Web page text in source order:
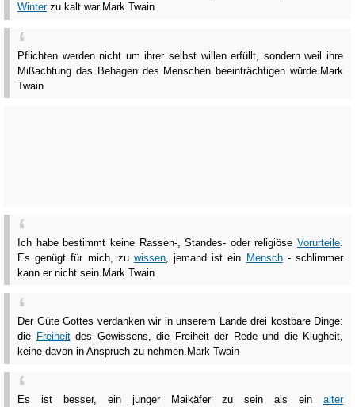
Winterzu kalt war. Mark Twain
Pflichten werden nicht um ihrer selbst willen erfüllt, sondern weil ihre
Mißachtung das Behagen des Menschen beeinträchtigen würde. Mark
Twain
Ich habe bestimmt keine Rassen-, Standes- oder religiöse Vorurteile
Es genügt für mich, zu wissen, jemand ist ein Mensch- schlimmer
kann er nicht sein. Mark Twain
Der Güte Gottes verdanken wir in unserem Lande drei kostbare Dinge:
die Freiheitdes Gewissens, die Freiheit der Rede und die Klugheit,
keine davon in Anspruch zu nehmen. Mark Twain
Es ist besser, ein junger Maikäfer zu sein als ein alter